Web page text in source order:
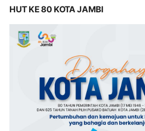
HUT KE 80 KOTA JAMBI